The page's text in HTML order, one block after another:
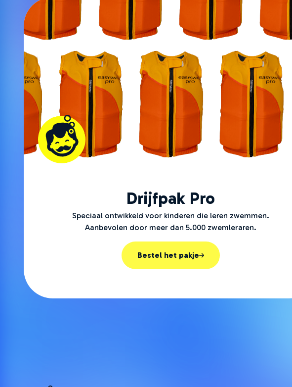
Drijfpak Pro
Speciaal ontwikkeld voor kinderen die leren zwemmen.
Aanbevolen door meer dan 5.000 zwemleraren.
Bestel het pakje